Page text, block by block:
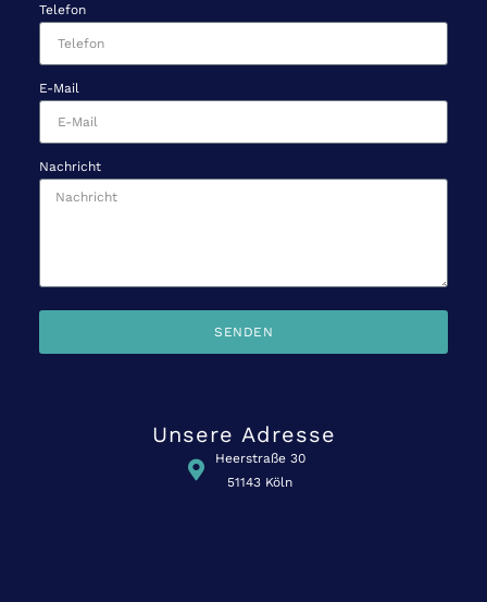
Telefon
E-Mail
Nachricht
SENDEN
Unsere Adresse
Heerstraße 30
51143 Köln